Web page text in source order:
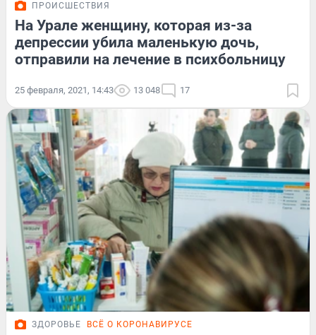
ПРОИСШЕСТВИЯ
На Урале женщину, которая из-за
депрессии убила маленькую дочь,
отправили на лечение в психбольницу
25 февраля, 2021, 14:43 13 048 17
ЗДОРОВЬЕ ВСЁ О КОРОНАВИРУСЕ